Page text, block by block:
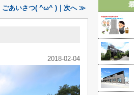
ごあいさつ( ^ω^ )｜次へ ≫
2018-02-04